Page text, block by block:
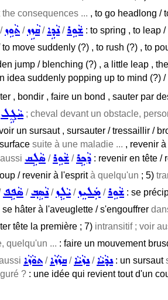
the consequences ... , to go headlong /
ܬܵܘܹܙ /ܩܵܙܹܙ/ܢܵܕܹܐ/ܫܵܘܹܪ : to spring , to leap
to move suddenly (?) , to rush (?) , to
jump / blenching (?) , a little leap ,
idea suddenly popping up to mind (?)
, bondir , faire un bond , sauter par
ܚܵܓ̰ܹܠ ; cheval devant un obstacle,
un sursaut , sursauter / tressaillir /
suite à une maladie ... , revenir
ܣܵܠܹܩ /ܫܵܘܹܪ /ܕܵܟܹܪ : revenir en tête /
/ revenir à l'esprità quelqu'un ; 5)
ܣܵܦܹܦ /ܢܵܣܹܒ݂/ܝܵܠܹܙ/ܡܲܠܝܸܙ /ܫܵܘܹܪ : se
hâter à l'aveuglette / s'engouffrer
tête la première ; 7) intransitif ; voir
quelqu'un ... : faire un mouvement
ܬܘܵܙܵܐ /ܩܙܵܙܵܐ/ܢܙܵܝܵܐ/ܢܕܵܝܵܐ: un sursaut
? : une idée qui revient tout d'un